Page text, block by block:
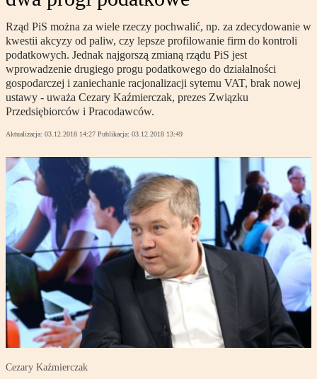
Rząd PiS można za wiele rzeczy pochwalić, np. za zdecydowanie w
kwestii akcyzy od paliw, czy lepsze profilowanie firm do kontroli
podatkowych. Jednak najgorszą zmianą rządu PiS jest
wprowadzenie drugiego progu podatkowego do działalności
gospodarczej i zaniechanie racjonalizacji sytemu VAT, brak nowej
ustawy - uważa Cezary Kaźmierczak, prezes Związku
Przedsiębiorców i Pracodawców.
Aktualizacja: 03.12.2018 14:27 Publikacja: 03.12.2018 13:49
Cezary Kaźmierczak